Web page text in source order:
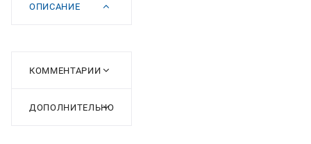
ОПИСАНИЕ
КОММЕНТАРИИ
ДОПОЛНИТЕЛЬНО